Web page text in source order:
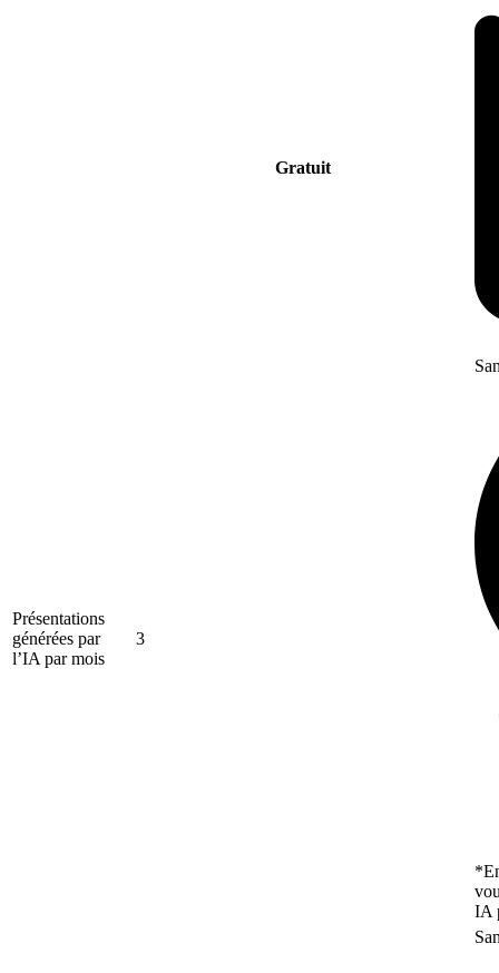
Gratuit
Présentations
générées par
l’IA par mois
3
IA